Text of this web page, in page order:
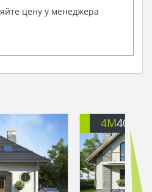
цену у менеджера
4M401